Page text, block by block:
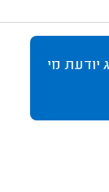
יודעת מי